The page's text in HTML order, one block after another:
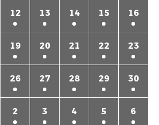
12 13 14 15 16
19 20 21 22 23
26 27 28 29 30
2 3 4 5 6